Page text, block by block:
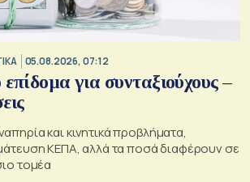
05.08.2026, 07:12
για συνταξιούχους –
και κινητικά προβλήματα,
τομέα